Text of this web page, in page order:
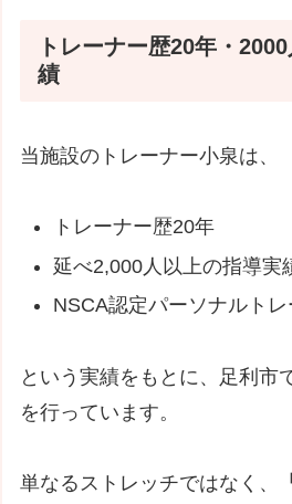
トレーナー歴20年・
績
当施設のトレーナー小泉は、
トレーナー歴20年
延べ2,000人以上の指導実
NSCA認定パーソナルト
という実績をもとに、足利市
を行っています。
単なるストレッチではなく、